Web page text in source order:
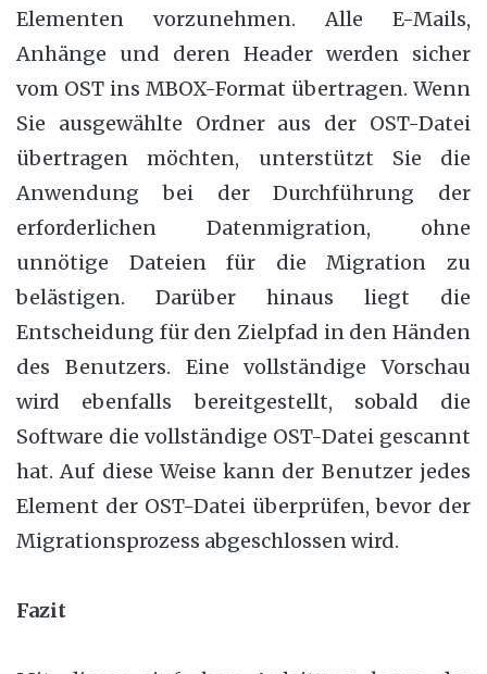
Elementen vorzunehmen. Alle E-Mails,
Anhänge und deren Header werden sicher
vom OST ins MBOX-Format übertragen. Wenn
Sie ausgewählte Ordner aus der OST-Datei
übertragen möchten, unterstützt Sie die
Anwendung bei der Durchführung der
erforderlichen Datenmigration, ohne
unnötige Dateien für die Migration zu
belästigen. Darüber hinaus liegt die
Entscheidung für den Zielpfad in den Händen
des Benutzers. Eine vollständige Vorschau
wird ebenfalls bereitgestellt, sobald die
Software die vollständige OST-Datei gescannt
hat. Auf diese Weise kann der Benutzer jedes
Element der OST-Datei überprüfen, bevor der
Migrationsprozess abgeschlossen wird.
Fazit